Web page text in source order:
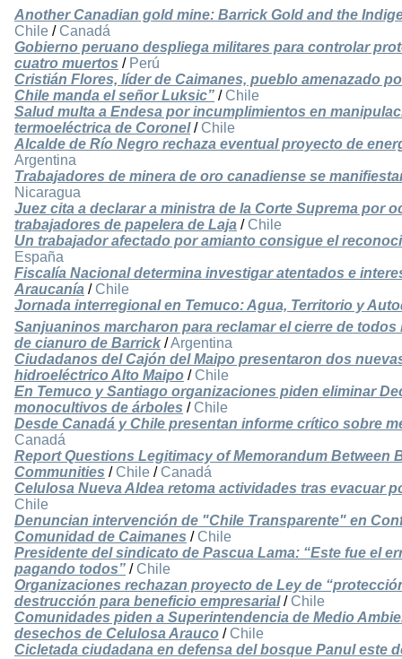
Another Canadian gold mine: Barrick Gold and the
Chile / Canadá
Gobierno peruano despliega militares para controlar
cuatro muertos / Perú
Cristián Flores, líder de Caimanes, pueblo amenazado
Chile manda el señor Luksic” / Chile
Salud multa a Endesa por incumplimientos en
termoeléctrica de Coronel/ Chile
Alcalde de Río Negro rechaza eventual proyecto de
Argentina
Trabajadores de minera de oro canadiense se
Nicaragua
Juez cita a declarar a ministra de la Corte Suprema por
trabajadores de papelera de Laja / Chile
Un trabajador afectado por amianto consigue el
España
Fiscalía Nacional determina investigar atentados e
Araucanía / Chile
Jornada interregional en Temuco: Agua, Territorio y
Sanjuaninos marcharon para reclamar el cierre de
de cianuro de Barrick /Argentina
Ciudadanos del Cajón del Maipo presentaron dos
hidroeléctrico Alto Maipo / Chile
En Temuco y Santiago organizaciones piden eliminar
monocultivos de árboles / Chile
Desde Canadá y Chile presentan informe crítico sobre
Canadá
Report Questions Legitimacy of Memorandum Between
Communities / Chile / Canadá
Celulosa Nueva Aldea retoma actividades tras evacuar
Chile
Denuncian intervención de "Chile Transparente" en
Comunidad de Caimanes / Chile
Presidente del sindicato de Pascua Lama: “Este fue el
pagando todos” / Chile
Organizaciones rechazan proyecto de Ley de
destrucción para beneficio empresarial/ Chile
Comunidades piden a Superintendencia de Medio
desechos de Celulosa Arauco / Chile
Cicletada ciudadana en defensa del bosque Panul este